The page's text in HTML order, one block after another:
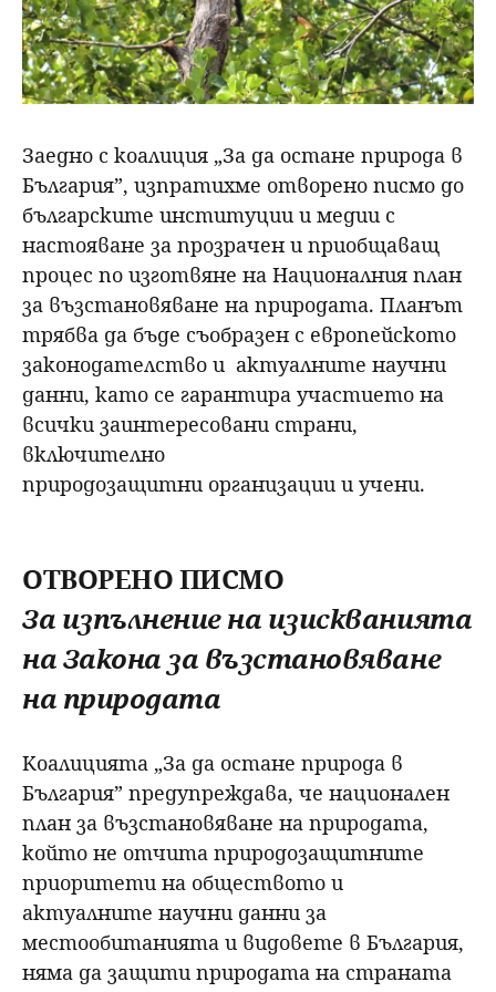
Заедно с коалиция „За да остане природа в
България”, изпратихме отворено писмо до
българските институции и медии с
настояване за прозрачен и приобщаващ
процес по изготвяне на Националния план
за възстановяване на природата. Планът
трябва да бъде съобразен с европейското
законодателство и актуалните научни
данни, като се гарантира участието на
всички заинтересовани страни,
включително
природозащитни организации и учени.
ОТВОРЕНО ПИСМО
За изпълнение на изискванията
на Закона за възстановяване
на природата
Коалицията „За да остане природа в
България” предупреждава, че национален
план за възстановяване на природата,
който не отчита природозащитните
приоритети на обществото и
актуалните научни данни за
местообитанията и видовете в България,
няма да защити природата на страната